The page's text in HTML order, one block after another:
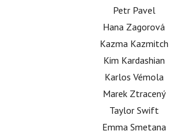
Petr Pavel
Hana Zagorová
Kazma Kazmitch
Kim Kardashian
Karlos Vémola
Marek Ztracený
Taylor Swift
Emma Smetana